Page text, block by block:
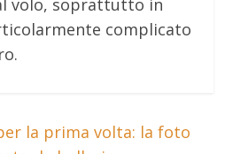
volo, soprattutto in
complicato
la prima volta: la foto